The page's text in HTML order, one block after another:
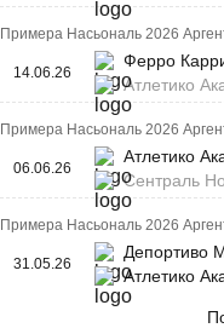
Примера Насьональ 2026
14.06.26
Ферро
Атлетико
Примера Насьональ 2026
06.06.26
Атлетико
Сентраль
Примера Насьональ 2026
31.05.26
Депортиво
Атлетико